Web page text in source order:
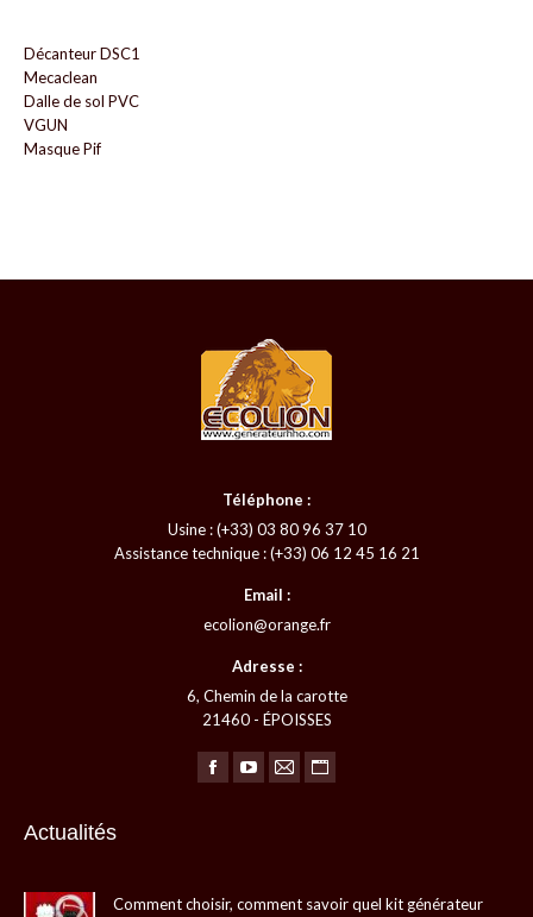
Décanteur DSC1
Mecaclean
Dalle de sol PVC
VGUN
Masque Pif
Téléphone :
Usine : (+33) 03 80 96 37 10
Assistance technique : (+33) 06 12 45 16 21
Email :
ecolion@orange.fr
Adresse :
6, Chemin de la carotte
21460 - ÉPOISSES
La
dans
La
dans
La
s'ouvre
La
s'ouvre
Actualités
Comment choisir, comment savoir quel kit générateur